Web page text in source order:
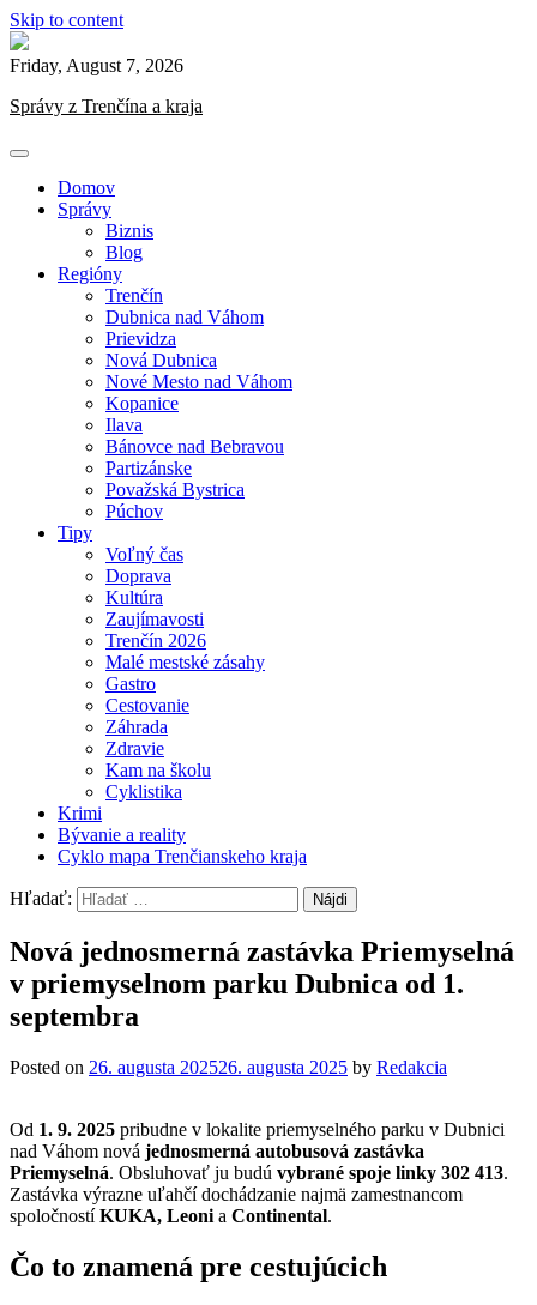
Skip to content
Friday, August 7, 2026
Správy z Trenčína a kraja
Domov
Správy
Biznis
Blog
Regióny
Trenčín
Dubnica nad Váhom
Prievidza
Nová Dubnica
Nové Mesto nad Váhom
Kopanice
Ilava
Bánovce nad Bebravou
Partizánske
Považská Bystrica
Púchov
Tipy
Voľný čas
Doprava
Kultúra
Zaujímavosti
Trenčín 2026
Malé mestské zásahy
Gastro
Cestovanie
Záhrada
Zdravie
Kam na školu
Cyklistika
Krimi
Bývanie a reality
Cyklo mapa Trenčianskeho kraja
Hľadať:
Nová jednosmerná zastávka Priemyselná
v priemyselnom parku Dubnica od 1.
septembra
Posted on 26. augusta 202526. augusta 2025 by Redakcia
Od 1. 9. 2025 pribudne v lokalite priemyselného parku v Dubnici
nad Váhom nová jednosmerná autobusová zastávka
Priemyselná. Obsluhovať ju budú vybrané spoje linky 302 413.
Zastávka výrazne uľahčí dochádzanie najmä zamestnancom
spoločnostíKUKA, Leoni a Continental.
Čo to znamená pre cestujúcich